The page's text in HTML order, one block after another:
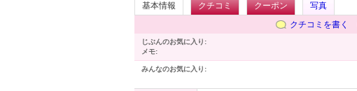
基本情報 クチコミ クーポン
写真
クチコミを書く
じぶんのお気に入り:
メモ:
みんなのお気に入り: